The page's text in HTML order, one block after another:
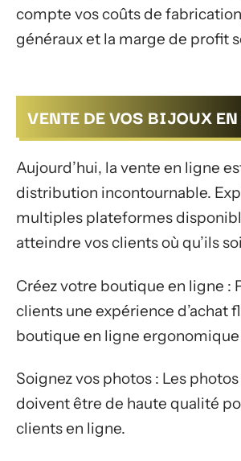
compte vos coûts de
généraux et la marge de profit
VENTE DE VOS BIJOUX
Aujourd’hui, la vente en ligne
distribution incontournable.
multiples plateformes
atteindre vos clients où qu’ils
Créez votre boutique en ligne :
clients une expérience d’achat
boutique en ligne
Soignez vos photos : Les
doivent être de haute qualité
clients en ligne.